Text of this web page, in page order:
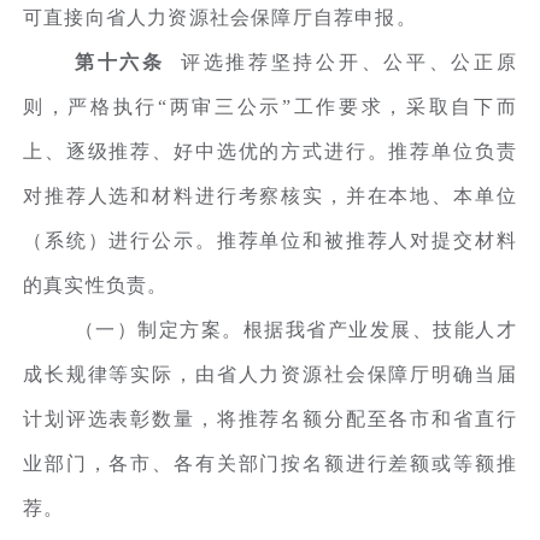
可直接向省人力资源社会保障厅自荐申报。
第十六条 评选推荐坚持公开、公平、公正原
则，严格执行“两审三公示”工作要求，采取自下而
上、逐级推荐、好中选优的方式进行。推荐单位负责
对推荐人选和材料进行考察核实，并在本地、本单位
（系统）进行公示。推荐单位和被推荐人对提交材料
的真实性负责。
（一）制定方案。根据我省产业发展、技能人才
成长规律等实际，由省人力资源社会保障厅明确当届
计划评选表彰数量，将推荐名额分配至各市和省直行
业部门，各市、各有关部门按名额进行差额或等额推
荐。